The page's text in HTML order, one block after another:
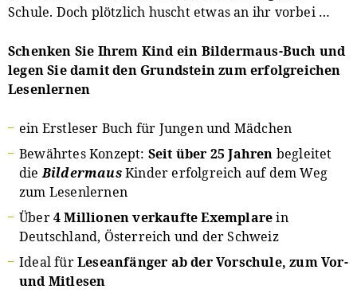
Schule. Doch plötzlich huscht etwas an ihr vorbei …
Schenken Sie Ihrem Kind ein Bildermaus-Buch und
legen Sie damit den Grundstein zum erfolgreichen
Lesenlernen
ein Erstleser Buch für Jungen und Mädchen
Bewährtes Konzept: Seit über 25 Jahren begleitet
dieBildermausKinder erfolgreich auf dem Weg
zum Lesenlernen
Über4 Millionen verkaufte Exemplarein
Deutschland, Österreich und der Schweiz
Ideal fürLeseanfänger ab der Vorschule, zum Vor-
und Mitlesen